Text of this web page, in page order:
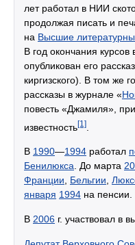
лет работал в НИИ
продолжая писать и
на Высшие
В год окончания
опубликован его
киргизского). В том же
рассказы в журнале «
повесть «Джамиля»,
известность[1]
В 1990—1994 работал
Бенилюкса. До марта
Франции, Бельгии,
января 1994 на пенсии.
В 2006 г. участвовал в